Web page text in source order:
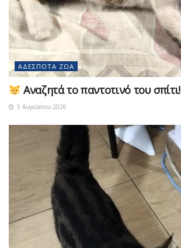
ΑΔΈΣΠΟΤΑ ΖΏΑ
Αναζητά το παντοτινό του σπίτι!
5 Αυγούστου 2026